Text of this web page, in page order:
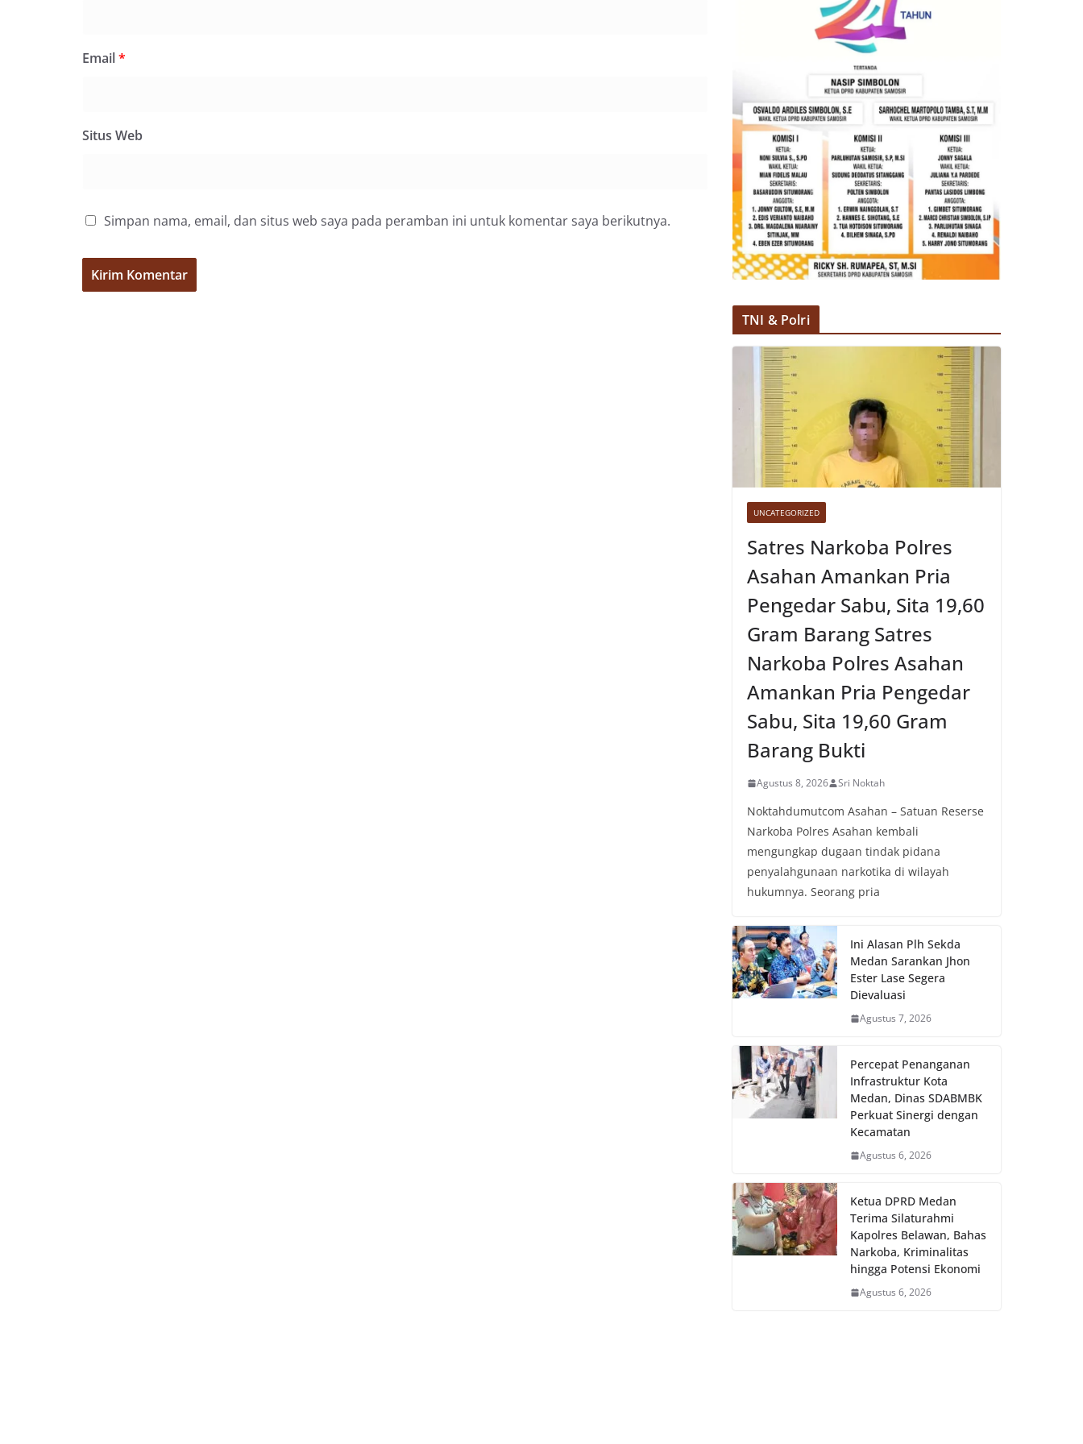
Email*
Situs Web
Simpan nama, email, dan situs web saya pada peramban ini untuk komentar saya berikutnya.
TNI & Polri
UNCATEGORIZED
Satres Narkoba Polres
Asahan Amankan Pria
Pengedar Sabu, Sita 19,60
Gram Barang Satres
Narkoba Polres Asahan
Amankan Pria Pengedar
Sabu, Sita 19,60 Gram
Barang Bukti
Agustus 8, 2026 Sri Noktah
Noktahdumutcom Asahan – Satuan Reserse
Narkoba Polres Asahan kembali
mengungkap dugaan tindak pidana
penyalahgunaan narkotika di wilayah
hukumnya. Seorang pria
Ini Alasan Plh Sekda
Medan Sarankan Jhon
Ester Lase Segera
Dievaluasi
Agustus 7, 2026
Percepat Penanganan
Infrastruktur Kota
Medan, Dinas SDABMBK
Perkuat Sinergi dengan
Kecamatan
Agustus 6, 2026
Ketua DPRD Medan
Terima Silaturahmi
Kapolres Belawan, Bahas
Narkoba, Kriminalitas
hingga Potensi Ekonomi
Agustus 6, 2026